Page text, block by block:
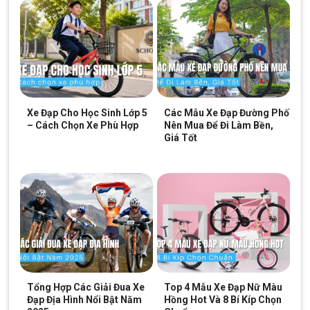
Sử dụng Shimano Tourney TY-300 cho cả tăng tốc trước và
sau. Đảm bảo chuyển đổi tốc độ mượt mà, đáng tin cậy.
Xe Đạp Cho Học Sinh Lớp 5
– Cách Chọn Xe Phù Hợp
Các Mẫu Xe Đạp Đường Phố
Nên Mua Để Đi Làm Bền,
Giá Tốt
Tổng Hợp Các Giải Đua Xe
Đạp Địa Hình Nổi Bật Năm
Top 4 Mẫu Xe Đạp Nữ Màu
Hồng Hot Và 8 Bí Kíp Chọn